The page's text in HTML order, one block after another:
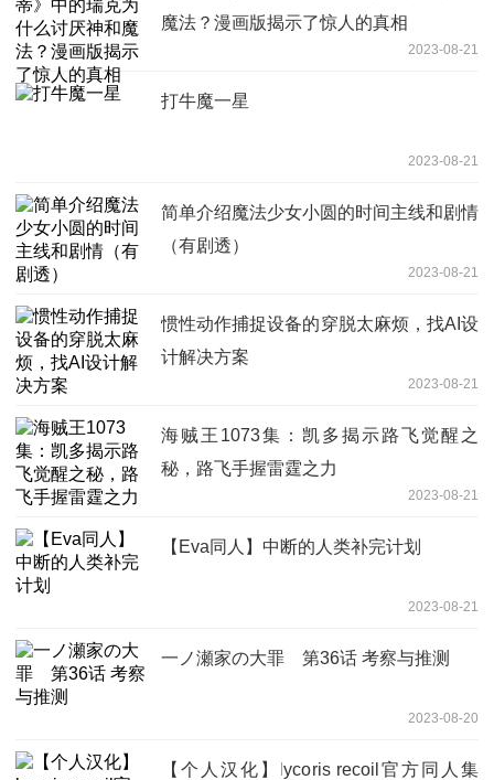
魔法？漫画版揭示了惊人的真相
2023-08-21
打牛魔一星
2023-08-21
简单介绍魔法少女小圆的时间主线和剧情
（有剧透）
2023-08-21
惯性动作捕捉设备的穿脱太麻烦，找AI设
计解决方案
2023-08-21
海贼王1073集：凯多揭示路飞觉醒之
秘，路飞手握雷霆之力
2023-08-21
【Eva同人】中断的人类补完计划
2023-08-21
一ノ瀬家の大罪 第36话 考察与推测
2023-08-20
【个人汉化】lycoris recoil官方同人集